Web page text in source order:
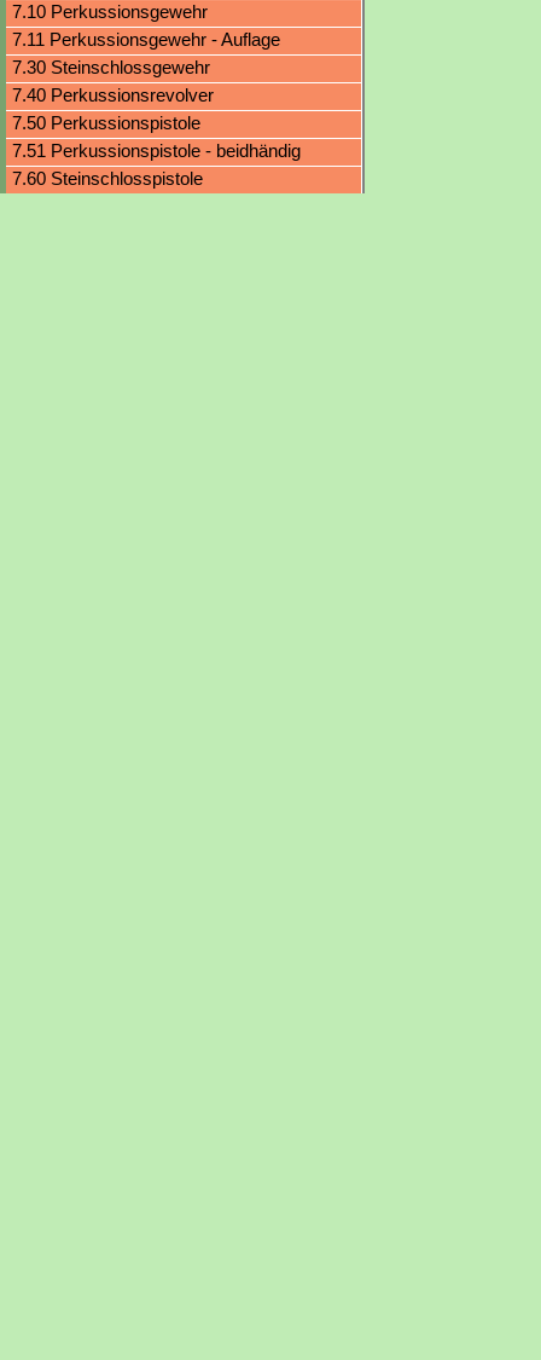
7.10 Perkussionsgewehr
7.11 Perkussionsgewehr - Auflage
7.30 Steinschlossgewehr
7.40 Perkussionsrevolver
7.50 Perkussionspistole
7.51 Perkussionspistole - beidhändig
7.60 Steinschlosspistole